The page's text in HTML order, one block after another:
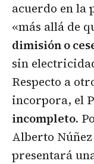
acuerdo en la
«más allá de
dimisión o
sin
Respecto a
incorpora, el
incompleto.
Alberto
presentará